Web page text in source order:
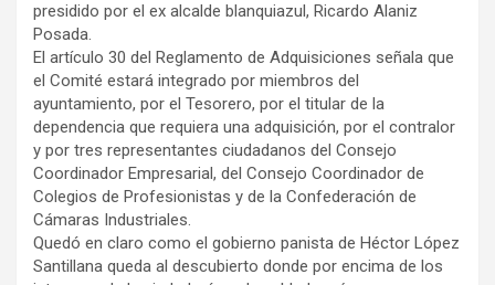
presidido por el ex alcalde blanquiazul, Ricardo Alaniz
Posada.
El artículo 30 del Reglamento de Adquisiciones señala que
el Comité estará integrado por miembros del
ayuntamiento, por el Tesorero, por el titular de la
dependencia que requiera una adquisición, por el contralor
y por tres representantes ciudadanos del Consejo
Coordinador Empresarial, del Consejo Coordinador de
Colegios de Profesionistas y de la Confederación de
Cámaras Industriales.
Quedó en claro como el gobierno panista de Héctor López
Santillana queda al descubierto donde por encima de los